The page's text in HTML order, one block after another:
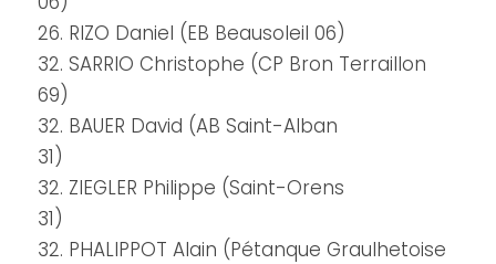
26. RIZO Daniel (EB Beausoleil 06)
32. SARRIO Christophe (CP Bron Terraillon
69)
32. BAUER David (AB Saint-Alban
31)
32. ZIEGLER Philippe (Saint-Orens
31)
32. PHALIPPOT Alain (Pétanque Graulhetoise